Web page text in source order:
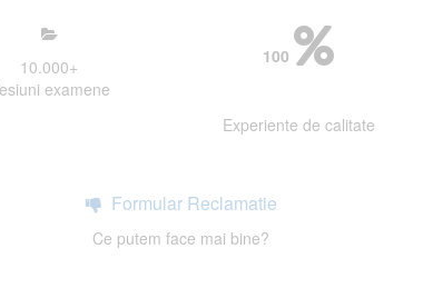
10.000+
examene
100
Experiente de calitate
Formular Reclamatie
Ce putem face mai bine?